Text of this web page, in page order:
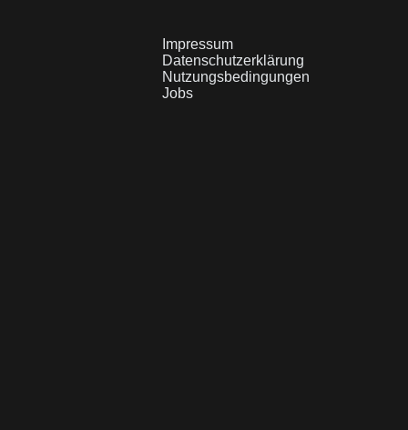
Impressum
Datenschutzerklärung
Nutzungsbedingungen
Jobs